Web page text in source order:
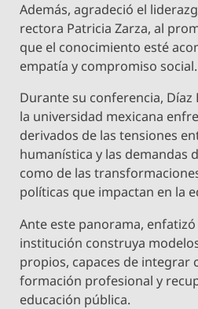
Además, agradeció el
rectora Patricia Zarza, al
que el conocimiento esté
empatía y compromiso social.
Durante su conferencia,
la universidad mexicana
derivados de las tensiones
humanística y las demandas
como de las
políticas que impactan en la
Ante este panorama,
institución construya
propios, capaces de integrar
formación profesional y
educación pública.